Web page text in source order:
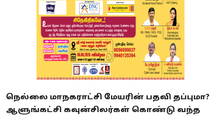
நெல்லை மாநகராட்சி மேயரின் பதவி தப்புமா?
ஆளுங்கட்சி கவுன்சிலர்கள் கொண்டு வந்த